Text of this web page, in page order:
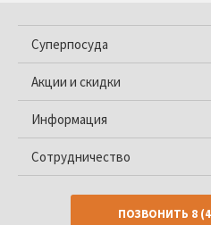
Суперпосуда
Акции и скидки
Информация
Сотрудничество
ПОЗВОНИТЬ 8